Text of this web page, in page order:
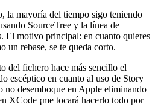
la mayoría del tiempo sigo teniendo
SourceTree y la línea de
El motivo principal: en cuanto quieres
un rebase, se te queda corto.
del fichero hace más sencillo el
escéptico en cuanto al uso de Story
no desemboque en Apple eliminando
XCode ¡me tocará hacerlo todo por